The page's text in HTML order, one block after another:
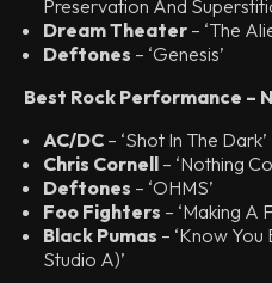
Preservation And
Dream Theater – ‘The
Deftones – ‘Genesis’
Best Rock Performance –
AC/DC – ‘Shot In The Dark’
Chris Cornell – ‘Nothing
Deftones – ‘OHMS’
Foo Fighters – ‘Making A
Black Pumas – ‘Know
Studio A)’